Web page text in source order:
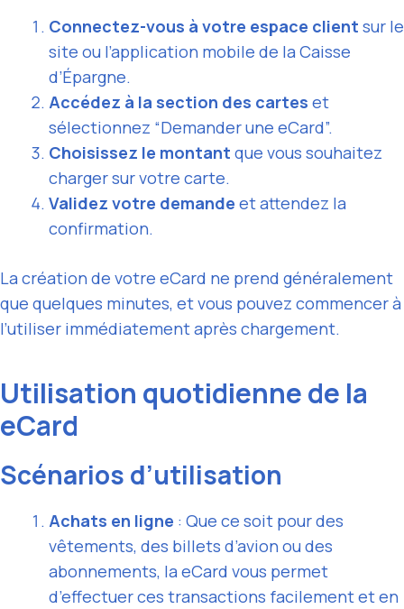
Connectez-vous à votre espace client sur le
site ou l’application mobile de la Caisse
d’Épargne.
Accédez à la section des cartes et
sélectionnez “Demander une eCard”.
Choisissez le montant que vous souhaitez
charger sur votre carte.
Validez votre demande et attendez la
confirmation.
La création de votre eCard ne prend généralement
que quelques minutes, et vous pouvez commencer à
l’utiliser immédiatement après chargement.
Utilisation quotidienne de la
eCard
Scénarios d’utilisation
Achats en ligne : Que ce soit pour des
vêtements, des billets d’avion ou des
abonnements, la eCard vous permet
d’effectuer ces transactions facilement et en